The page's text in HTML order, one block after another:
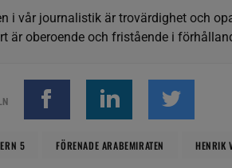
i vår journalistik är trovärdighet och
är oberoende och fristående i
5 FÖRENADE ARABEMIRATEN HENRIK